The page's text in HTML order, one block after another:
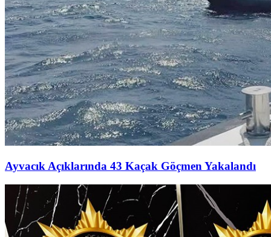
Ayvacık Açıklarında 43 Kaçak Göçmen Yakalandı